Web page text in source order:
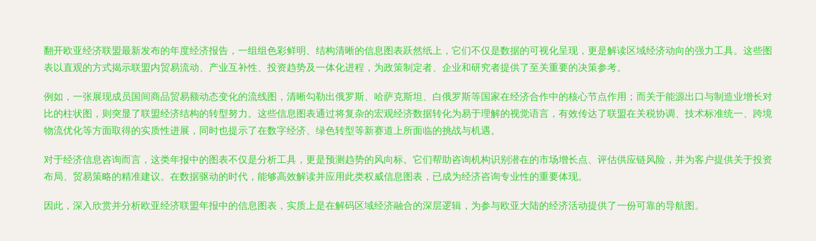
翻开欧亚经济联盟最新发布的年度经济报告，一组组色彩鲜明、结构清晰的信息图表跃然纸上，它们不仅是数据的可视化呈现，更是解读区域经济动向的强力工具。这些图
表以直观的方式揭示联盟内贸易流动、产业互补性、投资趋势及一体化进程，为政策制定者、企业和研究者提供了至关重要的决策参考。
例如，一张展现成员国间商品贸易额动态变化的流线图，清晰勾勒出俄罗斯、哈萨克斯坦、白俄罗斯等国家在经济合作中的核心节点作用；而关于能源出口与制造业增长对
比的柱状图，则突显了联盟经济结构的转型努力。这些信息图表通过将复杂的宏观经济数据转化为易于理解的视觉语言，有效传达了联盟在关税协调、技术标准统一、跨境
物流优化等方面取得的实质性进展，同时也提示了在数字经济、绿色转型等新赛道上所面临的挑战与机遇。
对于经济信息咨询而言，这类年报中的图表不仅是分析工具，更是预测趋势的风向标。它们帮助咨询机构识别潜在的市场增长点、评估供应链风险，并为客户提供关于投资
布局、贸易策略的精准建议。在数据驱动的时代，能够高效解读并应用此类权威信息图表，已成为经济咨询专业性的重要体现。
因此，深入欣赏并分析欧亚经济联盟年报中的信息图表，实质上是在解码区域经济融合的深层逻辑，为参与欧亚大陆的经济活动提供了一份可靠的导航图。